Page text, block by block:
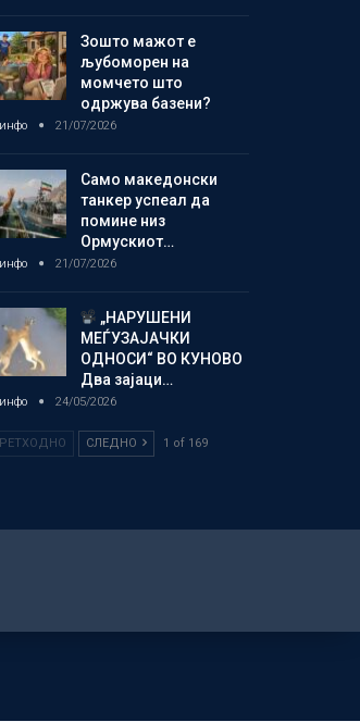
Зошто мажот е
љубоморен на
момчето што
одржува базени?
21/07/2026
Само македонски
танкер успеал да
помине низ
Ормускиот…
21/07/2026
„НАРУШЕНИ
МЕЃУЗАЈАЧКИ
ОДНОСИ“ ВО КУНОВО
Два зајаци…
24/05/2026
СЛЕДНО 1 of 169